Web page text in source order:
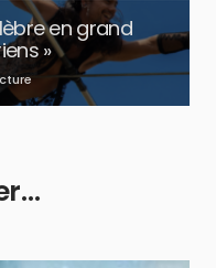
en grand
»